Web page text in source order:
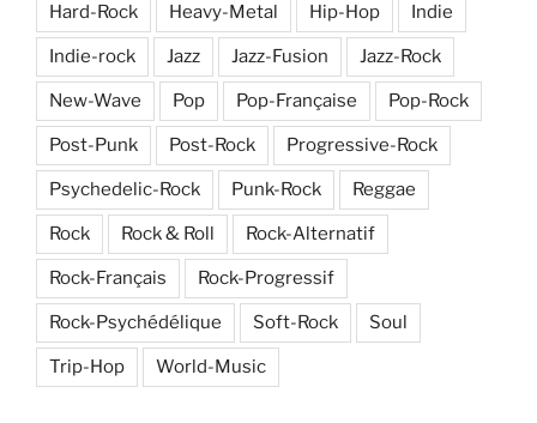
Hard-Rock Heavy-Metal Hip-Hop Indie
Indie-rock Jazz Jazz-Fusion Jazz-Rock
New-Wave Pop Pop-Française Pop-Rock
Post-Punk Post-Rock Progressive-Rock
Psychedelic-Rock Punk-Rock Reggae
Rock Rock & Roll Rock-Alternatif
Rock-Français Rock-Progressif
Rock-Psychédélique Soft-Rock Soul
Trip-Hop World-Music